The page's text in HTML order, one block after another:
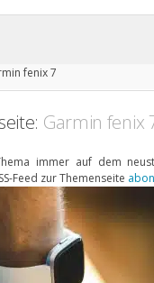
im Test
fenix 7
Garmin fenix
immer auf dem
Feed zur Themenseite